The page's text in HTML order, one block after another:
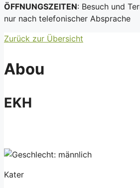
ÖFFNUNGSZEITEN: Besuch und
nur nach telefonischer Absprache
Zurück zur Übersicht
Abou
EKH
Kater